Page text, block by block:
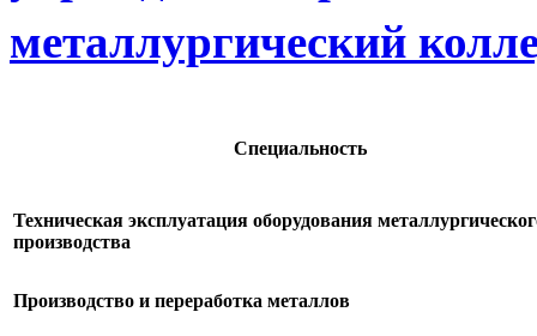
металлургический
Cпециальность
Техническая эксплуатация оборудования
производства
Производство и переработка металлов